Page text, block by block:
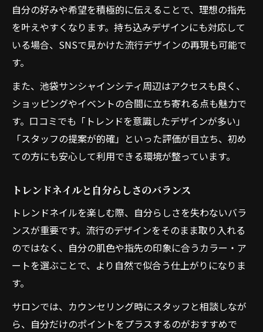
自分の好みや希望を積極的に伝えることで、理想の指先
を叶えやすくなります。持ち込みデザインにも対応して
いる場合、SNSで見かけた流行デザインの再現も可能で
す。
また、池袋サンシャインシティ周辺はアクセスも良く、
ショッピングやイベントの合間に立ち寄れる点も魅力で
す。口コミでも「トレンドを意識したデザインが多い」
「スタッフの提案が的確」といった評価が目立ち、初め
ての方にも安心して利用できる環境が整っています。
トレンドネイルと自分らしさのバランス
トレンドネイルを楽しむ際、自分らしさを失わないバラ
ンスが重要です。流行のデザインをそのまま取り入れる
のではなく、自分の肌色や指先の印象に合うカラー・ア
ートを選ぶことで、より自然で似合う仕上がりになりま
す。
サロンでは、カウンセリング時にスタッフと相談しなが
ら、自分だけのポイントをプラスするのがおすすめで